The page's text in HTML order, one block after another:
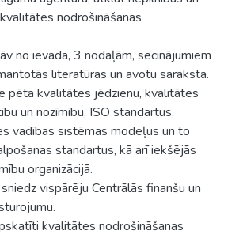
nodrošināšanas
no ievada, 3 nodaļām, secinājumiem
literatūras un avotu saraksta.
pēta kvalitātes jēdzienu, kvalitātes
un nozīmību, ISO standartus,
vadības sistēmas modeļus un to
standartus, kā arī iekšējās
organizācijā.
vispārēju Centrālās finanšu un
kvalitātes nodrošināšanas